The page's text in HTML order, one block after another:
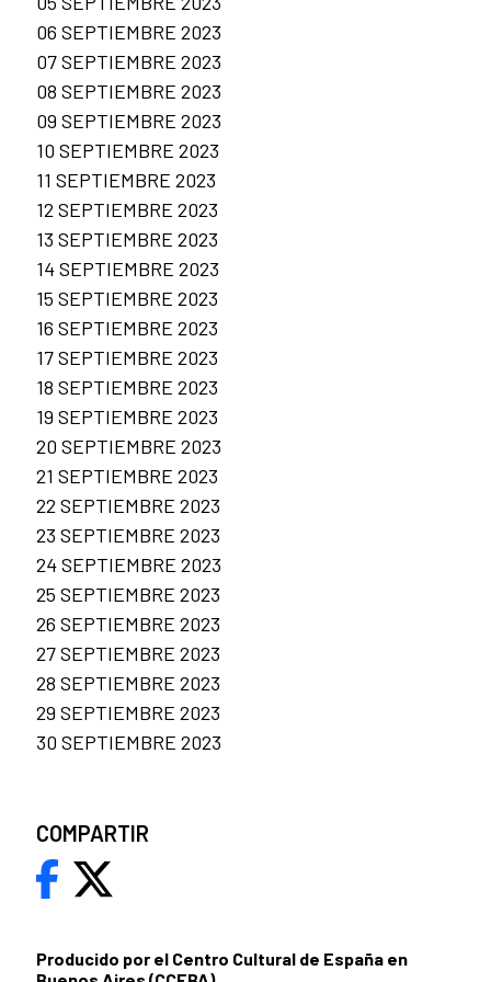
Producido por el Centro Cultural de España en
06 SEPTIEMBRE 2023
07 SEPTIEMBRE 2023
08 SEPTIEMBRE 2023
09 SEPTIEMBRE 2023
10 SEPTIEMBRE 2023
11 SEPTIEMBRE 2023
12 SEPTIEMBRE 2023
13 SEPTIEMBRE 2023
14 SEPTIEMBRE 2023
15 SEPTIEMBRE 2023
16 SEPTIEMBRE 2023
17 SEPTIEMBRE 2023
18 SEPTIEMBRE 2023
19 SEPTIEMBRE 2023
20 SEPTIEMBRE 2023
21 SEPTIEMBRE 2023
22 SEPTIEMBRE 2023
23 SEPTIEMBRE 2023
24 SEPTIEMBRE 2023
25 SEPTIEMBRE 2023
26 SEPTIEMBRE 2023
27 SEPTIEMBRE 2023
28 SEPTIEMBRE 2023
29 SEPTIEMBRE 2023
30 SEPTIEMBRE 2023
COMPARTIR